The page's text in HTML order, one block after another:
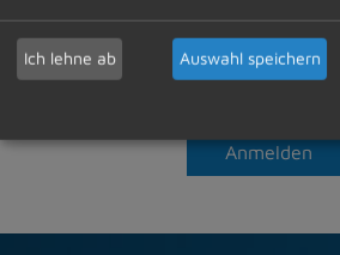
Anmeldung können Sie jederzeit
rückgängig machen. Dazu
Anmelden
Ich lehne ab Auswahl speichern